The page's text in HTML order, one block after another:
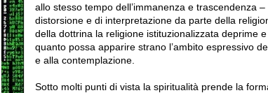
allo stesso tempo dell’immanenza e trascendenza
distorsione e di interpretazione da parte della
della dottrina la religione istituzionalizzata deprime
quanto possa apparire strano l’ambito espressivo
e alla contemplazione.
Sotto molti punti di vista la spiritualità prende la